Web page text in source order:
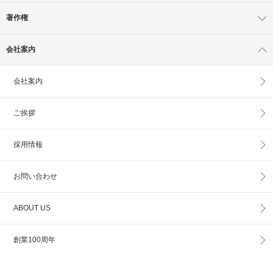
著作権
会社案内
会社案内
ご挨拶
採用情報
お問い合わせ
ABOUT US
創業100周年